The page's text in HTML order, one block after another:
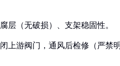
层（无破损）、支架稳固性。
上游阀门，通风后检修（严禁明